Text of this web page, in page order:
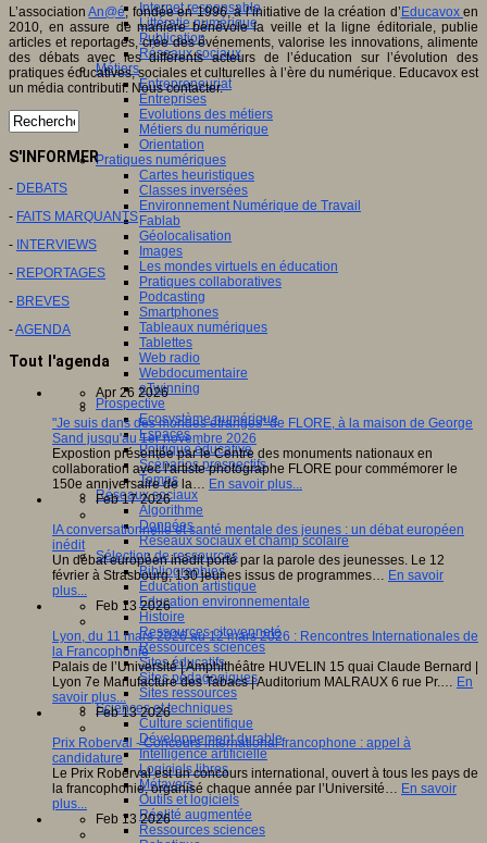
Internet responsable
Littératie numérique
Publication
Réseaux sociaux
Métiers
Entrepreneuriat
Entreprises
Evolutions des métiers
Métiers du numérique
Orientation
Pratiques numériques
Cartes heuristiques
Classes inversées
Environnement Numérique de Travail
Fablab
Géolocalisation
Images
Les mondes virtuels en éducation
Pratiques collaboratives
Podcasting
Smartphones
Tableaux numériques
Tablettes
Web radio
Webdocumentaire
eTwinning
Prospective
Ecosystème numérique
Espaces
Politique éducative
Scénarios prospectifs
Temps
Réseaux sociaux
Algorithme
Données
Réseaux sociaux et champ scolaire
Sélection de ressources
Bibliographies
Education artistique
Education environnementale
Histoire
Ressources citoyenneté
Ressources sciences
Sites éducatifs
Sites pédagogiques
Sites ressources
Sciences et techniques
Culture scientifique
Développement durable
Intelligence artificielle
Logiciels libres
Métavers
Outils et logiciels
Réalité augmentée
Ressources sciences
L’associationAn@é, fondée en 1996, à l’initiative de la création d’ Educavoxen
2010, en assure de manière bénévole la veille et la ligne éditoriale, publie
articles et reportages, crée des événements, valorise les innovations, alimente
des débats avec les différents acteurs de l’éducation sur l’évolution des
pratiques éducatives, sociales et culturelles à l’ère du numérique. Educavox est
un média contributif. Nous contacter.
S'INFORMER
- DEBATS
- FAITS MARQUANTS
- INTERVIEWS
- REPORTAGES
- BREVES
-AGENDA
Tout l'agenda
Apr 26 2026
"Je suis dans des mondes étranges" de FLORE, à la maison de George
Sand jusqu'au 1er novembre 2026
Expostion présentée par le Centre des monuments nationaux en
collaboration avec l'artiste photographe FLORE pour commémorer le
150e anniversaire de la… En savoir plus...
Feb 17 2026
IA conversationnelle et santé mentale des jeunes : un débat européen
inédit
Un débat européen inédit porté par la parole des jeunesses. Le 12
février à Strasbourg, 130 jeunes issus de programmes… En savoir
plus...
Feb 13 2026
Lyon, du 11 mars 2026 au 12 mars 2026 : Rencontres Internationales de
la Francophonie
Palais de l’Université | Amphithéâtre HUVELIN 15 quai Claude Bernard |
Lyon 7e Manufacture des Tabacs | Auditorium MALRAUX 6 rue Pr.… En
savoir plus...
Feb 13 2026
Prix Roberval - Concours international francophone : appel à
candidature
Le Prix Roberval est un concours international, ouvert à tous les pays de
la francophonie, organisé chaque année par l’Université… En savoir
plus...
Feb 13 2026